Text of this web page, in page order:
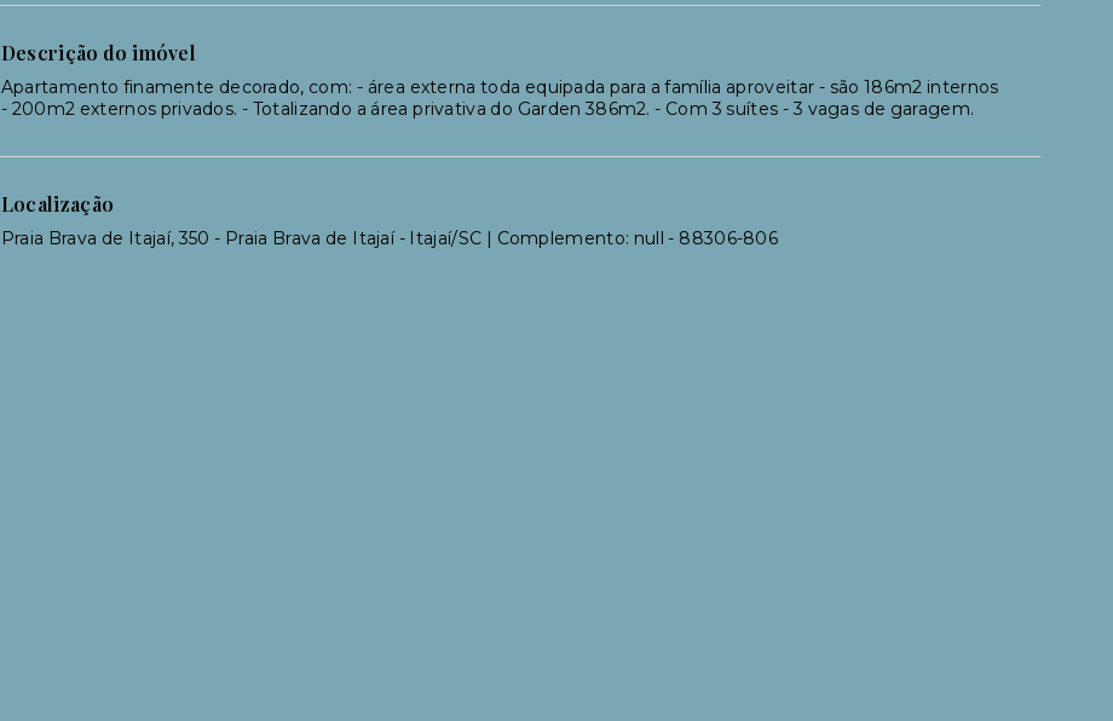
Descrição do imóvel
Apartamento finamente decorado, com: - área externa toda equipada para a família aproveitar - são 186m2 internos
- 200m2 externos privados. - Totalizando a área privativa do Garden 386m2. - Com 3 suítes - 3 vagas de garagem.
Localização
Praia Brava de Itajaí, 350 - Praia Brava de Itajaí - Itajaí/SC | Complemento: null - 88306-806